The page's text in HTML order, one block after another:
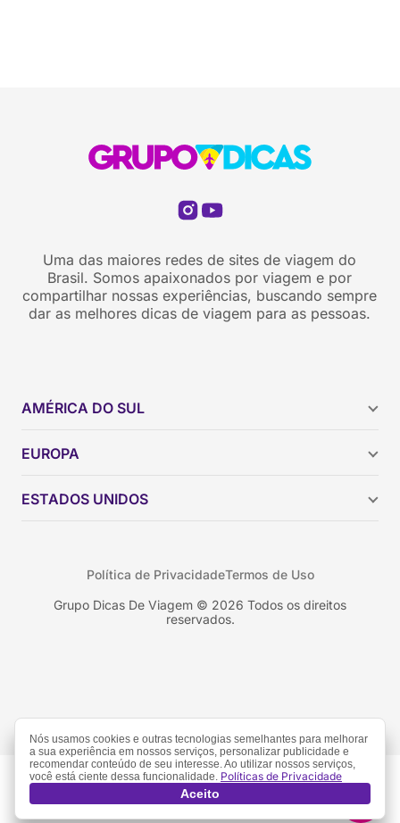
Uma das maiores redes de sites de viagem do
Brasil. Somos apaixonados por viagem e por
compartilhar nossas experiências, buscando sempre
dar as melhores dicas de viagem para as pessoas.
AMÉRICA DO SUL
Brasil
Colômbia
EUROPA
ESTADOS UNIDOS
Nova York
Grupo Dicas De Viagem © 2026 Todos os direitos
reservados.
Política de PrivacidadeTermos de Uso
Nós usamos cookies e outras tecnologias semelhantes para melhorar
a sua experiência em nossos serviços, personalizar publicidade e
recomendar conteúdo de seu interesse. Ao utilizar nossos serviços,
você está ciente dessa funcionalidade. Políticas de Privacidade
Aceito